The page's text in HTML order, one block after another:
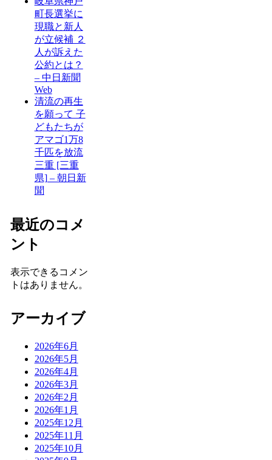
町長選挙に
現職と新人
が立候補 ２
人が訴えた
公約とは？
– 中日新聞
Web
清流の再生
を願って 子
どもたちが
アマゴ1万8
千匹を放流
三重 [三重
県] – 朝日新
聞
最近のコメ
ント
表示できるコメン
トはありません。
アーカイブ
2026年6月
2026年5月
2026年4月
2026年3月
2026年2月
2026年1月
2025年12月
2025年11月
2025年10月